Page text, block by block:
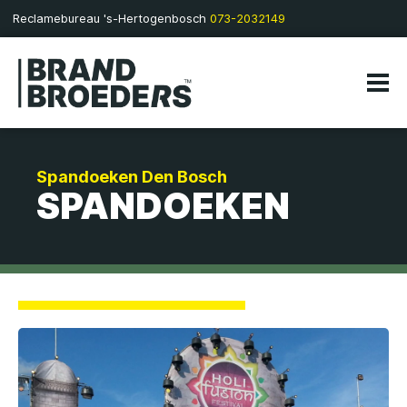
Reclamebureau 's-Hertogenbosch 073-2032149
Spandoeken Den Bosch
SPANDOEKEN